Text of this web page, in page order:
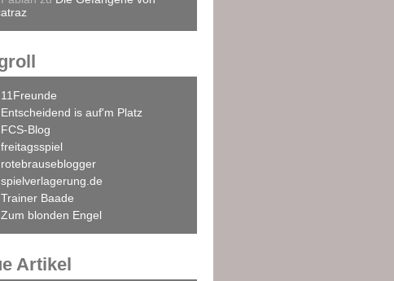
11Freunde
Entscheidend is auf'm Platz
FCS-Blog
freitagsspiel
rotebrauseblogger
spielverlagerung.de
Trainer Baade
Zum blonden Engel
Artikel